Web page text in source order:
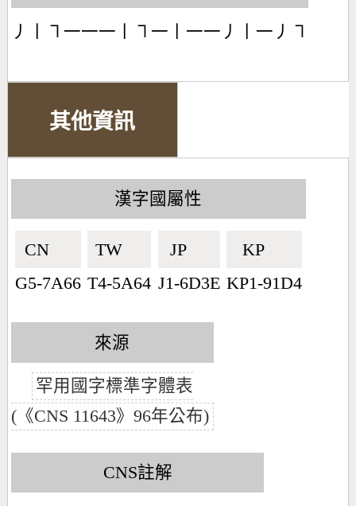
丿丨㇕一一一丨㇕一丨一一丿丨一丿㇕
其他資訊
漢字國屬性
CN🇨🇳
G5-7A66
TW🇹🇼
T4-5A64
JP🇯🇵
J1-6D3E
KP🇰🇵
KP1-91D4
來源
罕用國字標準字體表
(《CNS 11643》96年公布)
CNS註解